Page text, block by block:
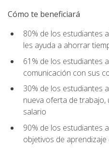
Cómo te beneficiará
80% de los estudiantes
les ayuda a ahorrar
61% de los estudiantes
comunicación con sus
30% de los estudiantes
nueva oferta de
salario
90% de los estudiantes
objetivos de